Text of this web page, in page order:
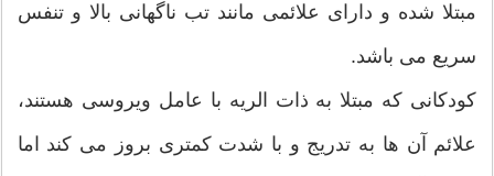
مبتلا شده و دارای علائمی مانند تب ناگهانی بالا و تنفس
سریع می باشد.
کودکانی که مبتلا به ذات الریه با عامل ویروسی هستند،
علائم آن ها به تدریج و با شدت کمتری بروز می کند اما